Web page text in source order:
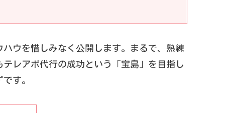
ウを惜しみなく公開します。まるで、熟練
レアポ代行の成功という「宝島」を目指し
す。